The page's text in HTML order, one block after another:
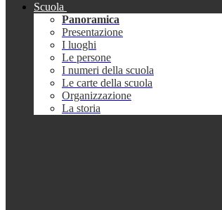
Scuola
Panoramica
Presentazione
I luoghi
Le persone
I numeri della scuola
Le carte della scuola
Organizzazione
La storia